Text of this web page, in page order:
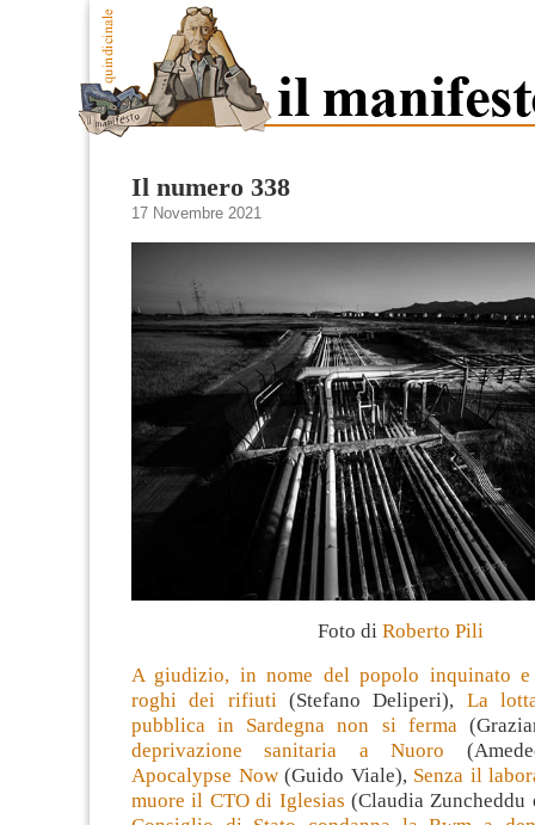
Il numero 338
17 Novembre 2021
Foto di Roberto Pili
A giudizio, in nome del popolo inquinato
roghi dei rifiuti (Stefano Deliperi), La
pubblica in Sardegna non si ferma
deprivazione sanitaria a Nuoro
Apocalypse Now(Guido Viale), Senza il
muore il CTO di Iglesias (Claudia